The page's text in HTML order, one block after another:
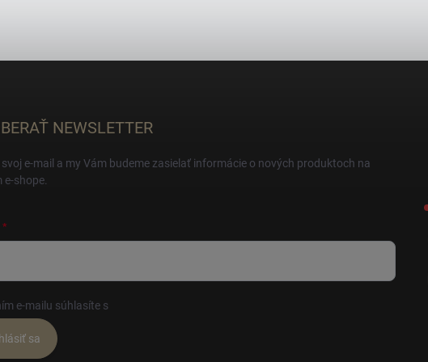
NEWSLETTER
e-mail a my Vám budeme zasielať informácie o nových produktoch na
e-shope.
e-mailu súhlasíte s
sa